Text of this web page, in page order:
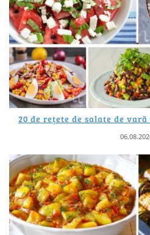
20 de rețete de salate de